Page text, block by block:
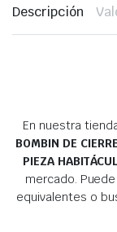
Descripción
En nuestra
BOMBIN DE
PIEZA
mercado.
equivalentes o